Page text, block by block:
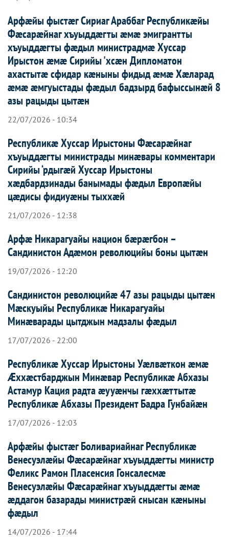
Арфæйы фыстæг Сириаг Араббаг Республикæйы
Фæсарæйнаг хъуыддæгты æмæ эмигрантты
хъуыддæгты фæдыл министрадмæ Хуссар
Ирыстон æмæ Сирийы 'хсæн Дипломатон
ахастытæ сфидар кæныны фидыд æмæ Хæларад
æмæ æмгуыстады фæдыл бадзырд бафыссынæй 8
азы рацыды цытæн
22/07/2026 - 10:34
Республикæ Хуссар Ирыстоны Фæсарæйнаг
хъуыддæгты министрады минæвары комментари
Сирийы ‘рдыгæй Хуссар Ирыcтоны
хæдбардзинады банымады фæдыл Европæйы
цæдисы фидиуæны тыххæй
21/07/2026 - 12:38
Арфæ Никарагуайы национ бæрæгбон –
Сандинистон Адæмон революцийы боны цытæн
19/07/2026 - 12:20
Сандинистон революцийæ 47 азы рацыды цытæн
Мæскуыйы Республикæ Никарагуайы
Минæварады цытджын мадзалы фæдыл
17/07/2026 - 22:00
Республикæ Хуссар Ирыстоны Уæлвæткон æмæ
Æххæстбарджын Минæвар Республикæ Абхазы
Астамур Кация радта æууæнчы гæххæттытæ
Республикæ Абхазы Президент Бадра Гунбайæн
17/07/2026 - 12:03
Арфæйы фыстæг Боливариайнаг Республикæ
Венесуэлæйы Фæсарæйнаг хъуыддæгты министр
Феликс Рамон Пласенсия Гонсалесмæ
Венесуэлæйы Фæсарæйнаг хъуыддæгты æмæ
æддагон базарады министрæй снысан кæныны
фæдыл
14/07/2026 - 17:44